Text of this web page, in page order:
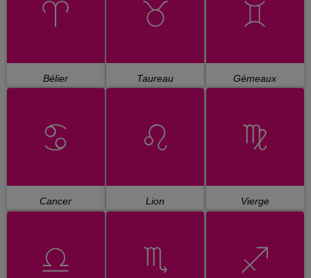
Bélier Taureau Gémeaux
Cancer Lion Vierge